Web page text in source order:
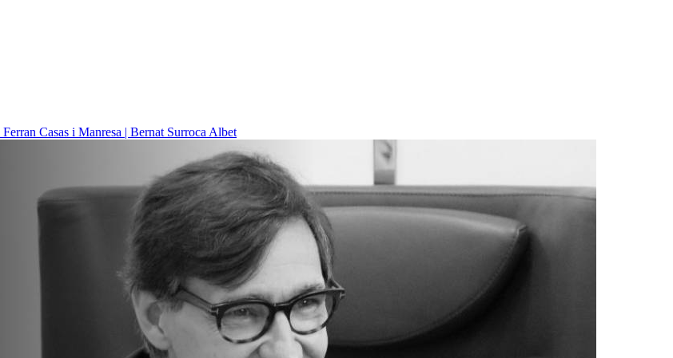
Ferran Casas i Manresa | Bernat Surroca Albet